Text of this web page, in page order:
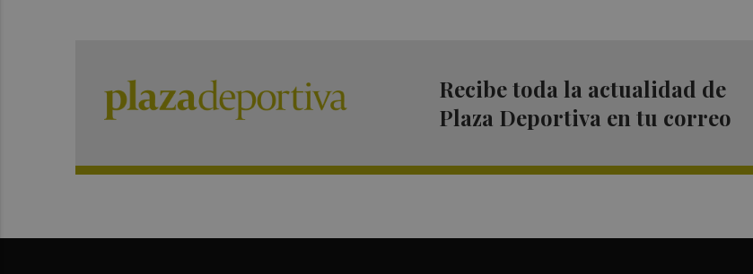
Recibe toda la actualidad de
Plaza Deportiva en tu correo